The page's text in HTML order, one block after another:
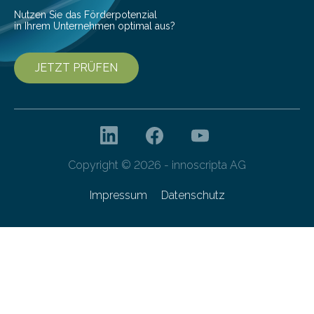
Technologien…
Nutzen Sie das Förderpotenzial
in Ihrem Unternehmen optimal aus?
JETZT PRÜFEN
Copyright © 2026 - innoscripta AG
Impressum Datenschutz